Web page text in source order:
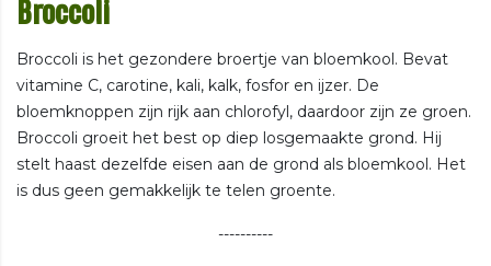
Broccoli
Broccoli is het gezondere broertje van bloemkool. Bevat
vitamine C, carotine, kali, kalk, fosfor en ijzer. De
bloemknoppen zijn rijk aan chlorofyl, daardoor zijn ze groen.
Broccoli groeit het best op diep losgemaakte grond. Hij
stelt haast dezelfde eisen aan de grond als bloemkool. Het
is dus geen gemakkelijk te telen groente.
----------